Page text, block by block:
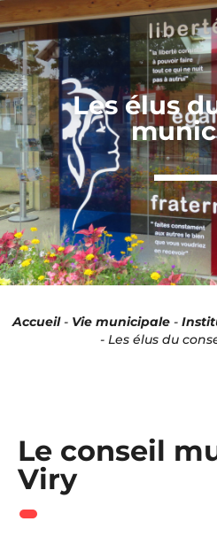
Les élus
Accueil- Vie municipale -
- Les élus du
Le conseil
Viry
Panneau de gestion des